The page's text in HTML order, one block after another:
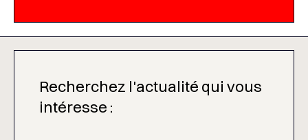
Recherchez l'actualité qui vous
intéresse :